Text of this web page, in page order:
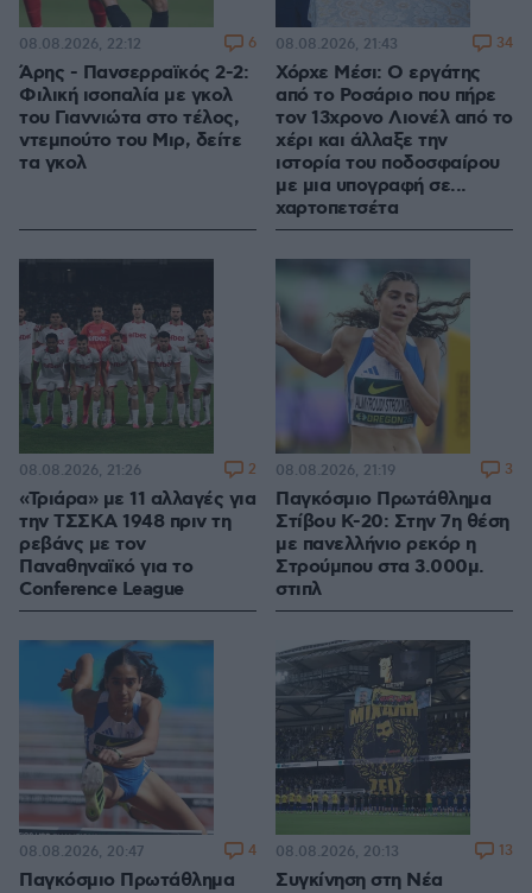
Άρης - Πανσερραϊκός 2-2:
Φιλική ισοπαλία με γκολ
του Γιαννιώτα στο τέλος,
ντεμπούτο του Μιρ, δείτε
τα γκολ
08.08.2026, 22:12 6
Χόρχε Μέσι: Ο εργάτης
από το Ροσάριο που πήρε
τον 13χρονο Λιονέλ από το
χέρι και άλλαξε την
ιστορία του ποδοσφαίρου
με μια υπογραφή σε...
χαρτοπετσέτα
08.08.2026, 21:43 34
«Τριάρα» με 11 αλλαγές για
την ΤΣΣΚΑ 1948 πριν τη
ρεβάνς με τον
Παναθηναϊκό για το
Conference League
08.08.2026, 21:26 2
Παγκόσμιο Πρωτάθλημα
Στίβου Κ-20: Στην 7η θέση
με πανελλήνιο ρεκόρ η
Στρούμπου στα 3.000μ.
στιπλ
08.08.2026, 21:19 3
Παγκόσμιο Πρωτάθλημα
08.08.2026, 20:47 4
Συγκίνηση στη Νέα
08.08.2026, 20:13 13